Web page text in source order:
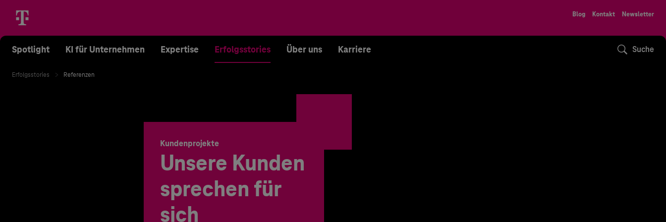
Blog Kontakt Newsletter
Spotlight KI für Unternehmen Expertise Erfolgsstories Über uns Karriere Suche
Erfolgsstories Referenzen
Kundenprojekte
Unsere Kunden
sprechen für
sich